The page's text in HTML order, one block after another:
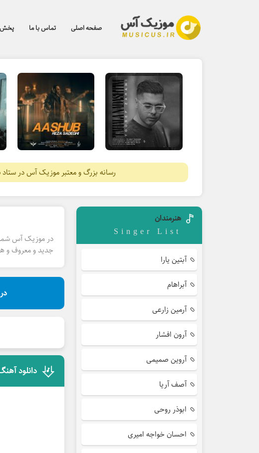
صفحه اصلی تماس با ما پخش
رسانه بزرگ و معتبر موزیک آس در
در موزیک آس شما
جدید و معروف و
دانلود
هنرمندان
Singer List
آبتین یارا
آبراهام
آرمین زارعی
آرون افشار
آروین صمیمی
آصف آریا
ابوذر روحی
احسان خواجه امیری